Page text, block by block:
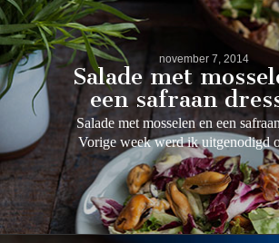
november 7, 2014
Salade met
een safraan
Salade met mosselen en een
Vorige week werd ik uitgenodigd